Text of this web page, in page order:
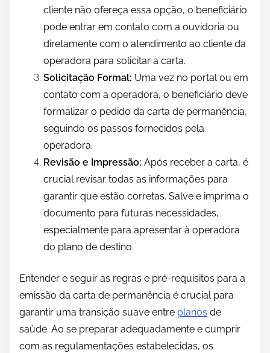
cliente não ofereça essa opção, o beneficiário
pode entrar em contato com a ouvidoria ou
diretamente com o atendimento ao cliente da
operadora para solicitar a carta.
Solicitação Formal: Uma vez no portal ou em
contato com a operadora, o beneficiário deve
formalizar o pedido da carta de permanência,
seguindo os passos fornecidos pela
operadora.
Revisão e Impressão: Após receber a carta, é
crucial revisar todas as informações para
garantir que estão corretas. Salve e imprima o
documento para futuras necessidades,
especialmente para apresentar à operadora
do plano de destino.
Entender e seguir as regras e pré-requisitos para a
emissão da carta de permanência é crucial para
garantir uma transição suave entre planos de
saúde. Ao se preparar adequadamente e cumprir
com as regulamentações estabelecidas, os